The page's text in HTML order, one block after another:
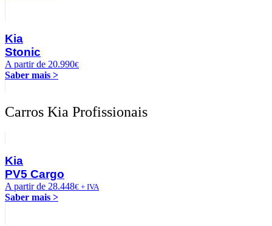
Kia
Stonic
A partir de 20.990€
Saber mais >
Carros Kia Profissionais
Kia
PV5 Cargo
A partir de 28.448€ + IVA
Saber mais >